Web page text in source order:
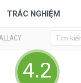
TRẮC NGHIỆM
4.24